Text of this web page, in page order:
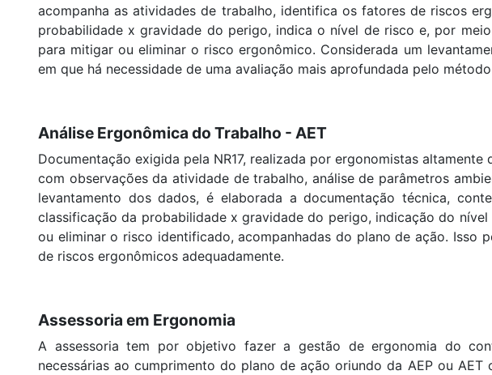
acompanha as atividades de trabalho, identifica os fatores de riscos
probabilidade x gravidade do perigo, indica o nível de risco e, por
para mitigar ou eliminar o risco ergonômico. Considerada um
em que há necessidade de uma avaliação mais aprofundada pelo
Análise Ergonômica do Trabalho - AET
Documentação exigida pela NR17, realizada por ergonomistas altamente
com observações da atividade de trabalho, análise de parâmetros
levantamento dos dados, é elaborada a documentação técnica,
classificação da probabilidade x gravidade do perigo, indicação do
ou eliminar o risco identificado, acompanhadas do plano de ação. Isso
de riscos ergonômicos adequadamente.
Assessoria em Ergonomia
A assessoria tem por objetivo fazer a gestão de ergonomia do
necessárias ao cumprimento do plano de ação oriundo da AEP ou